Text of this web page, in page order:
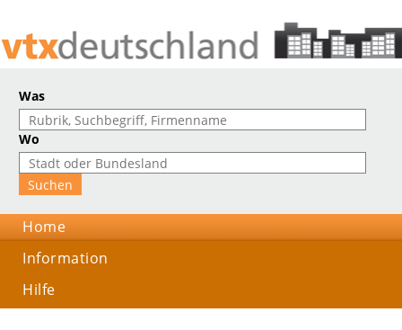
Was
Wo
Home
Information
Hilfe